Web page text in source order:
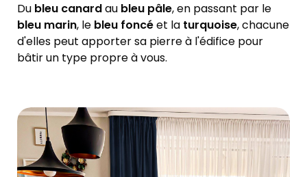
Du bleu canardau bleu pâle, en passant par le
bleu marin, le bleu foncéet la turquoise, chacune
d'elles peut apporter sa pierre à l'édifice pour
bâtir un type propre à vous.